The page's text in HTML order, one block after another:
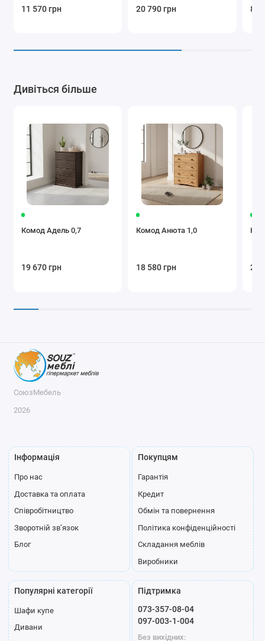
11 570 грн 20 790 грн 8
Дивіться більше
Комод Адель 0,7
19 670 грн
Комод Анюта 1,0
18 580 грн 22
СоюзМебель
2026
Інформація
Про нас
Доставка та оплата
Співробітництво
Зворотній зв’язок
Блог
Покупцям
Гарантія
Кредит
Обмін та повернення
Політика конфіденційності
Складання меблів
Виробники
Популярні категорії
Шафи купе
Дивани
Підтримка
073-357-08-04
097-003-1-004
Без вихідних: